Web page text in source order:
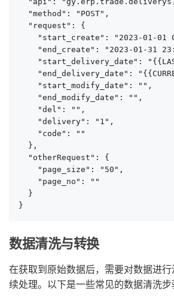
  "method": "POST",
  "request": {
"start_create": "2023-01-01
"end_create": "2023-01-31
"start_delivery_date":
"end_delivery_date":
    "start_modify_date": "",
    "end_modify_date": "",
    "del": "",
    "delivery": "1",
    "code": ""
  },
  "otherRequest": {
    "page_size": "50",
    "page_no": ""
  }
}
数据清洗与转换
在获取到原始数据后，需要对数据进
续处理。以下是一些常见的数据清洗步